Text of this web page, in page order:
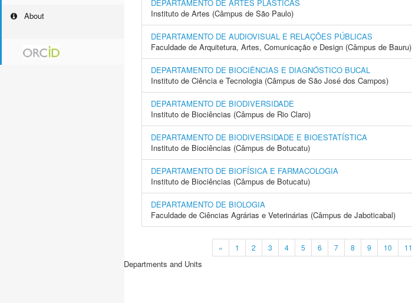
About
DEPARTAMENTO DE ARTES PLÁSTICAS
Instituto de Artes (Câmpus de São Paulo)
DEPARTAMENTO DE AUDIOVISUAL E RELAÇÕES PÚBLICAS
Faculdade de Arquitetura, Artes, Comunicação e Design (Câmpus de Bauru)
DEPARTAMENTO DE BIOCIÊNCIAS E DIAGNÓSTICO BUCAL
Instituto de Ciência e Tecnologia (Câmpus de São José dos Campos)
DEPARTAMENTO DE BIODIVERSIDADE
Instituto de Biociências (Câmpus de Rio Claro)
DEPARTAMENTO DE BIODIVERSIDADE E BIOESTATÍSTICA
Instituto de Biociências (Câmpus de Botucatu)
DEPARTAMENTO DE BIOFÍSICA E FARMACOLOGIA
Instituto de Biociências (Câmpus de Botucatu)
DEPARTAMENTO DE BIOLOGIA
Faculdade de Ciências Agrárias e Veterinárias (Câmpus de Jaboticabal)
« 1 2 3 4 5 6 7 8 9 10 11
Departments and Units